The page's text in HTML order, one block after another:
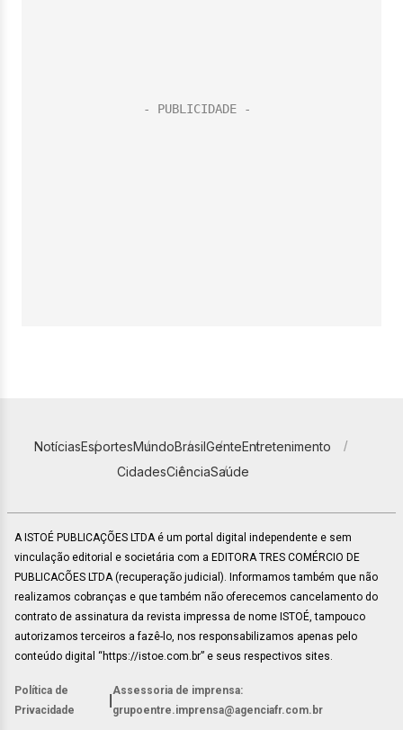
NotíciasEsportesMundoBrasilGenteEntretenimento
CidadesCiênciaSaúde
A ISTOÉ PUBLICAÇÕES LTDA é um portal digital independente e sem
vinculação editorial e societária com a EDITORA TRES COMÉRCIO DE
PUBLICACÕES LTDA (recuperação judicial). Informamos também que não
realizamos cobranças e que também não oferecemos cancelamento do
contrato de assinatura da revista impressa de nome ISTOÉ, tampouco
autorizamos terceiros a fazê-lo, nos responsabilizamos apenas pelo
conteúdo digital “https://istoe.com.br” e seus respectivos sites.
Política de
Privacidade
Assessoria de imprensa:
grupoentre.imprensa@agenciafr.com.br